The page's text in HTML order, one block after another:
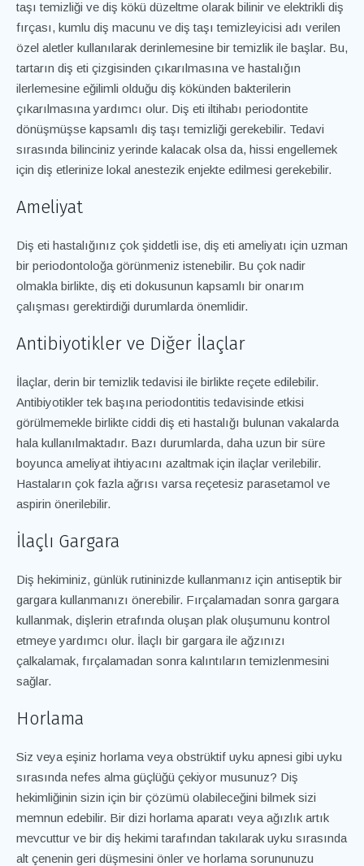
taşı temizliği ve diş kökü düzeltme olarak bilinir ve elektrikli diş
fırçası, kumlu diş macunu ve diş taşı temizleyicisi adı verilen
özel aletler kullanılarak derinlemesine bir temizlik ile başlar. Bu,
tartarın diş eti çizgisinden çıkarılmasına ve hastalığın
ilerlemesine eğilimli olduğu diş kökünden bakterilerin
çıkarılmasına yardımcı olur. Diş eti iltihabı periodontite
dönüşmüşse kapsamlı diş taşı temizliği gerekebilir. Tedavi
sırasında bilinciniz yerinde kalacak olsa da, hissi engellemek
için diş etlerinize lokal anestezik enjekte edilmesi gerekebilir.
Ameliyat
Diş eti hastalığınız çok şiddetli ise, diş eti ameliyatı için uzman
bir periodontoloğa görünmeniz istenebilir. Bu çok nadir
olmakla birlikte, diş eti dokusunun kapsamlı bir onarım
çalışması gerektirdiği durumlarda önemlidir.
Antibiyotikler ve Diğer İlaçlar
İlaçlar, derin bir temizlik tedavisi ile birlikte reçete edilebilir.
Antibiyotikler tek başına periodontitis tedavisinde etkisi
görülmemekle birlikte ciddi diş eti hastalığı bulunan vakalarda
hala kullanılmaktadır. Bazı durumlarda, daha uzun bir süre
boyunca ameliyat ihtiyacını azaltmak için ilaçlar verilebilir.
Hastaların çok fazla ağrısı varsa reçetesiz parasetamol ve
aspirin önerilebilir.
İlaçlı Gargara
Diş hekiminiz, günlük rutininizde kullanmanız için antiseptik bir
gargara kullanmanızı önerebilir. Fırçalamadan sonra gargara
kullanmak, dişlerin etrafında oluşan plak oluşumunu kontrol
etmeye yardımcı olur. İlaçlı bir gargara ile ağzınızı
çalkalamak, fırçalamadan sonra kalıntıların temizlenmesini
sağlar.
Horlama
Siz veya eşiniz horlama veya obstrüktif uyku apnesi gibi uyku
sırasında nefes alma güçlüğü çekiyor musunuz? Diş
hekimliğinin sizin için bir çözümü olabileceğini bilmek sizi
memnun edebilir. Bir dizi horlama aparatı veya ağızlık artık
mevcuttur ve bir diş hekimi tarafından takılarak uyku sırasında
alt çenenin geri düşmesini önler ve horlama sorununuzu